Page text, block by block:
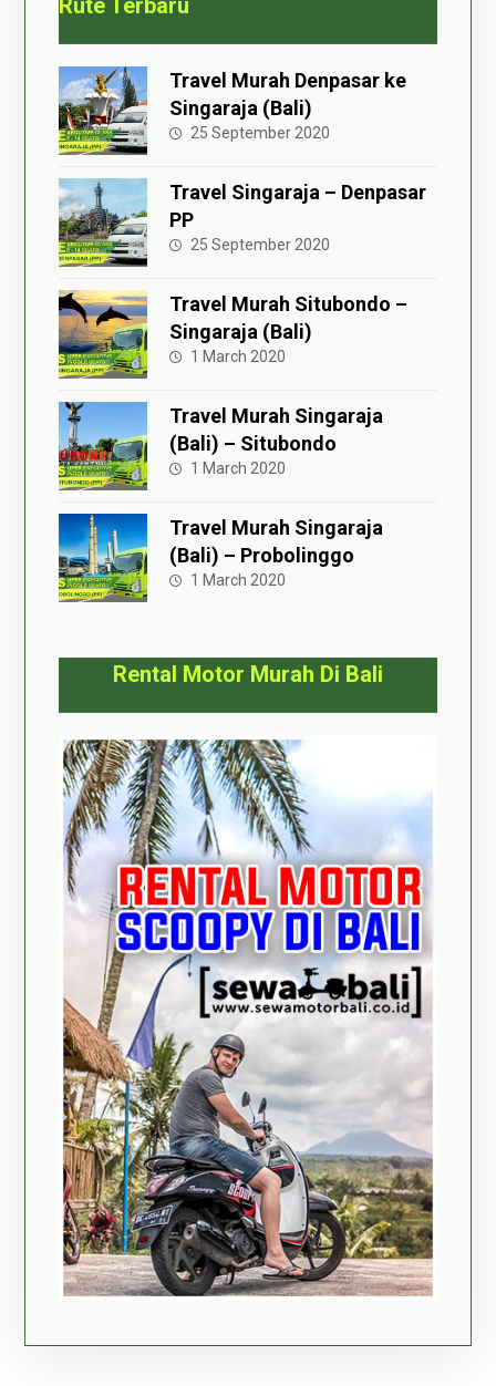
Travel Murah Denpasar ke
Singaraja (Bali)
25 September 2020
Travel Singaraja – Denpasar
PP
25 September 2020
Travel Murah Situbondo –
Singaraja (Bali)
1 March 2020
Travel Murah Singaraja
(Bali) – Situbondo
1 March 2020
Travel Murah Singaraja
(Bali) – Probolinggo
1 March 2020
Rental Motor Murah Di Bali